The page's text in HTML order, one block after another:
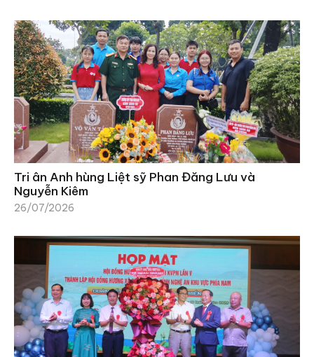
Tri ân Anh hùng Liệt sỹ Phan Đăng Lưu và
Nguyễn Kiêm
26/07/2026